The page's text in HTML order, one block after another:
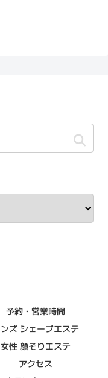
予約・営業時間
ズ シェーブエステ
女性 顔そりエステ
アクセス